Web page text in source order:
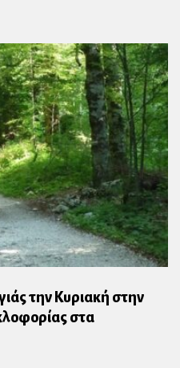
την Κυριακή στην
στα